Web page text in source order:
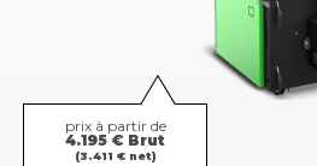
prix à partir de
4.195 € Brut
(3.411 € net)